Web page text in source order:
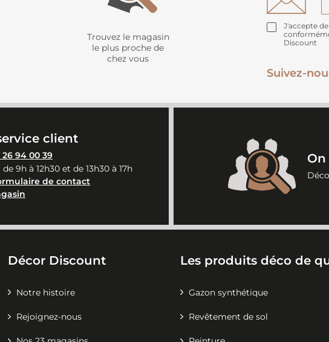
Trouvez le magasin
le plus proche de
chez vous
J'accepte
Discount
Suivez-
client
94 00 39
9h à 12h30 et de 13h30 à 17h
de contact
Décor Discount
Notre histoire
Rejoignez-nous
Les produits déco de
Gazon synthétique
Revêtement de sol